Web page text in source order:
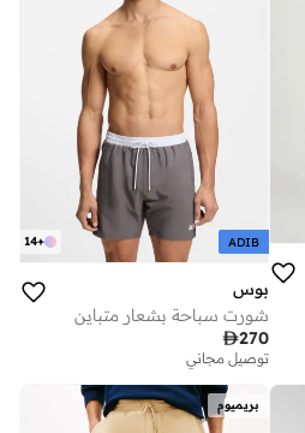
+
14 ADIB
بوس
شورت سباحة بشعار متباين
270
توصيل مجاني
بريميوم